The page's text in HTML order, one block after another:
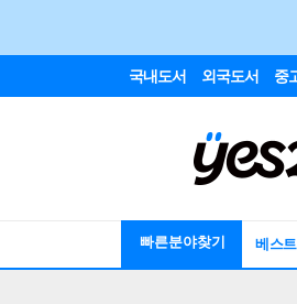
국내도서 외국도서 중
빠른분야찾기 베스트